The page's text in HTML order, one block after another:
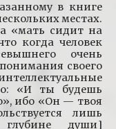
в книге
местах.
«мать сидит на
когда человек
очень
своего
«И ты будешь
ибо «Он — твоя
лишь
души]